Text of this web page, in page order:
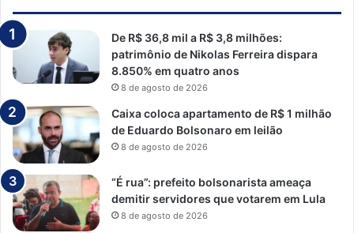
De R$ 36,8 mil a R$ 3,8 milhões:
patrimônio de Nikolas Ferreira dispara
8.850% em quatro anos
8 de agosto de 2026
Caixa coloca apartamento de R$ 1 milhão
de Eduardo Bolsonaro em leilão
8 de agosto de 2026
“É rua”: prefeito bolsonarista ameaça
demitir servidores que votarem em Lula
8 de agosto de 2026